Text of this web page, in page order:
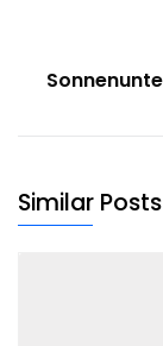
Similar Posts